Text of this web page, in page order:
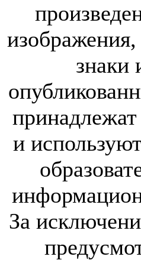
знаки
и
За